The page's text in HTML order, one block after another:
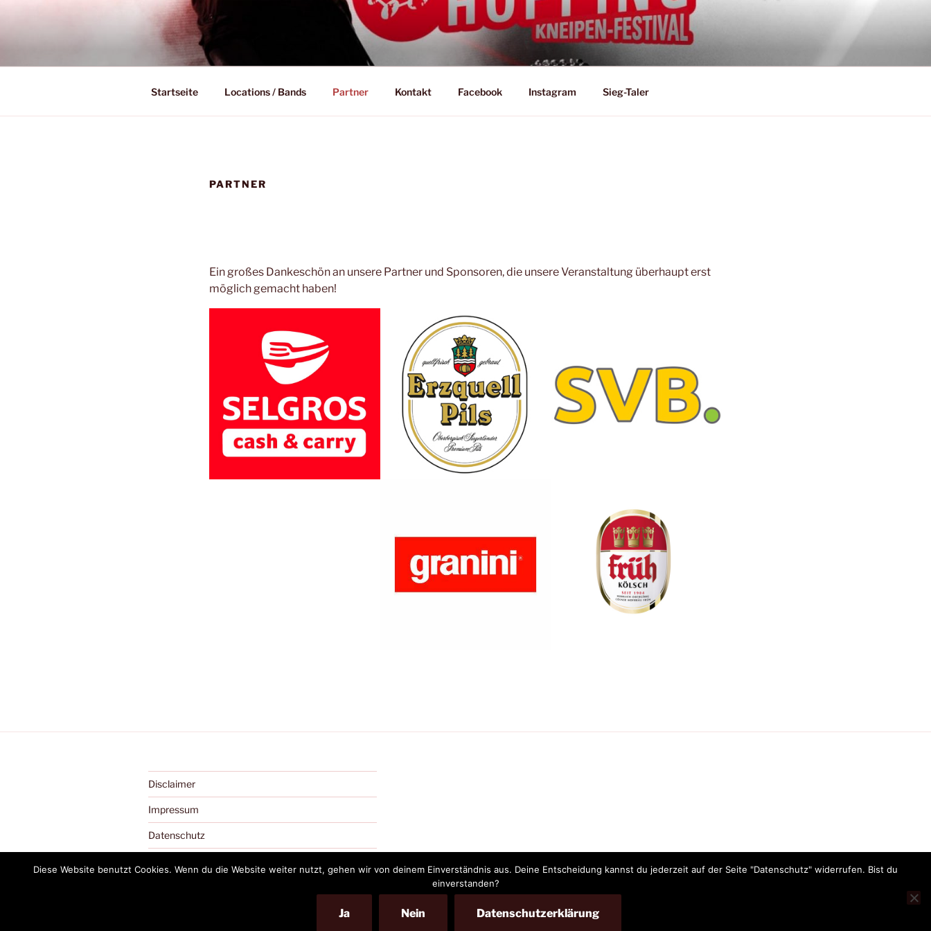
SIEGENER LIVE MUSIC HOPPING KNEIPEN-
FESTIVAL
Das Siegener Live Music Hopping ist seit Jahren DAS Kneipen-Festival in der Stadt!
Startseite Locations / Bands Partner Kontakt Facebook Instagram Sieg-Taler
PARTNER
Ein großes Dankeschön an unsere Partner und Sponsoren, die unsere Veranstaltung überhaupt erst
möglich gemacht haben!
Disclaimer
Impressum
Datenschutz
Diese Website benutzt Cookies. Wenn du die Website weiter nutzt, gehen wir von deinem Einverständnis aus. Deine Entscheidung kannst du jederzeit auf der Seite "Datenschutz" widerrufen. Bist du
einverstanden?
Ja Nein Datenschutzerklärung